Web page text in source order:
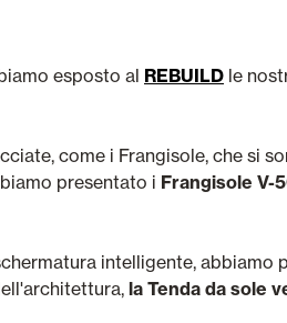
esposto al REBUILD le
come i Frangisole, che si
presentato i Frangisole V-
intelligente, abbiamo
la Tenda da sole